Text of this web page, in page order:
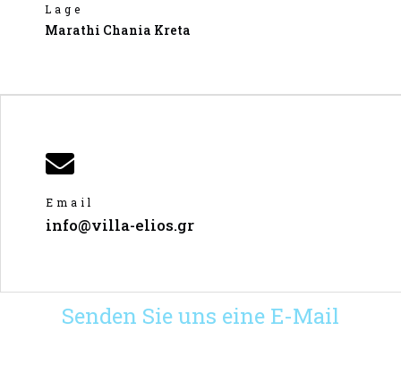
Lage
Marathi Chania Kreta
Email
info@villa-elios.gr
Senden Sie uns eine E-Mail